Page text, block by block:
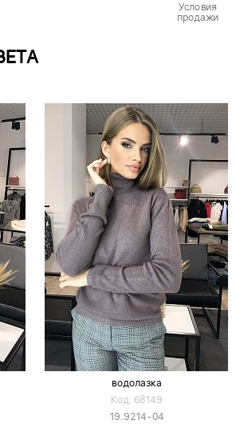
Условия
продажи
водолазка
Код: 68149
19.9214-04